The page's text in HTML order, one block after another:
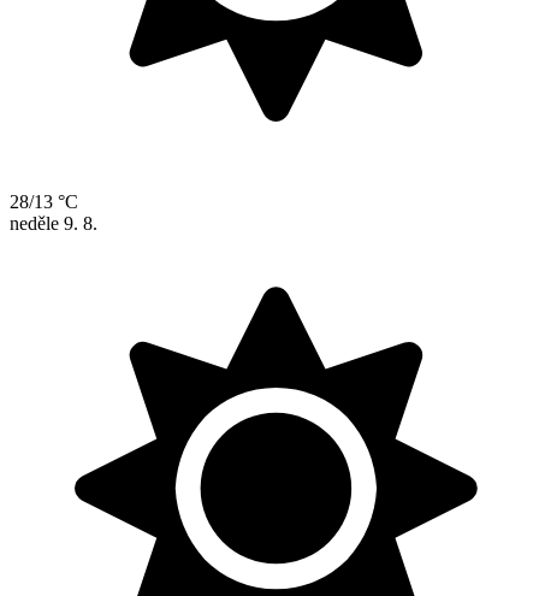
28/13 °C
neděle 9. 8.